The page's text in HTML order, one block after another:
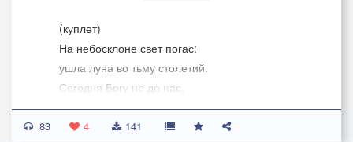
(куплет)
На небосклоне свет погас:
ушла луна во тьму столетий.
Сегодня Богу не до нас,
как и другим на этом свете.
83 4 141